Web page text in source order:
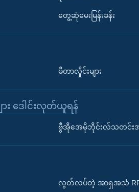
တွေ့ဆုံမေးမြန်းခန်း
မီတာလှိုင်းများ
ဒေါင်းလုတ်ယူရန်
ဗွီအိုအေမိုဘိုင်းလ်သတင်းအ
လွတ်လပ်တဲ့ အာရှအသံ